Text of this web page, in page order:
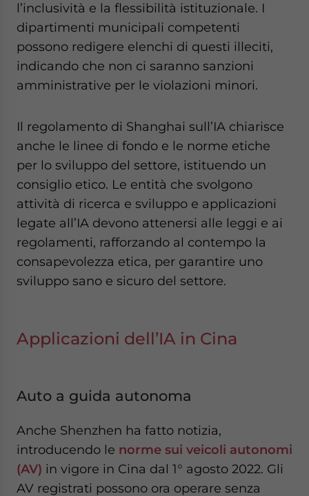
l’inclusività e la flessibilità istituzionale. I
dipartimenti municipali competenti
possono redigere elenchi di questi illeciti,
indicando che non ci saranno sanzioni
amministrative per le violazioni minori.
Il regolamento di Shanghai sull’IA chiarisce
anche le linee di fondo e le norme etiche
per lo sviluppo del settore, istituendo un
consiglio etico. Le entità che svolgono
attività di ricerca e sviluppo e applicazioni
legate all’IA devono attenersi alle leggi e ai
regolamenti, rafforzando al contempo la
consapevolezza etica, per garantire uno
sviluppo sano e sicuro del settore.
Applicazioni dell’IA in Cina
Auto a guida autonoma
Anche Shenzhen ha fatto notizia,
introducendo le norme sui veicoli autonomi
(AV) in vigore in Cina dal 1° agosto 2022. Gli
AV registrati possono ora operare senza